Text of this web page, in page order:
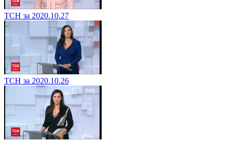
ТСН за 2020.10.27
ТСН за 2020.10.26